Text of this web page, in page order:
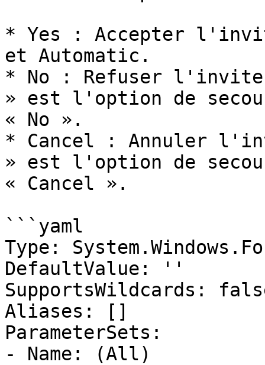
* Yes : Accepter
et Automatic.
* No : Refuser l'invite
» est l'option de
« No ».
* Cancel : Annuler
» est l'option de
« Cancel ».
```yaml
Type:
DefaultValue: ''
SupportsWildcards:
Aliases: []
ParameterSets:
- Name: (All)